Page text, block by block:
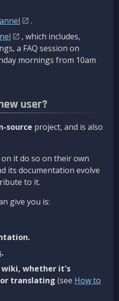
.
, which includes,
a FAQ session on
mornings from 10am
user?
source project, and is also
it do so on their own
its documentation evolve
to it.
give you is:
.
whether it's
translating (see How to